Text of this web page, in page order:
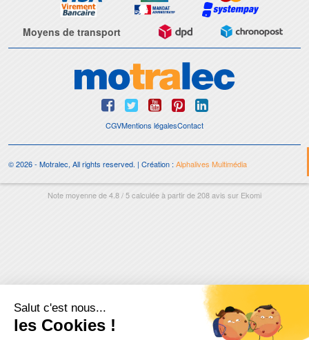
Moyens de transport
CGVMentions légalesContact
© 2026 - Motralec, All rights reserved. | Création : Alphalives Multimédia
Note moyenne de4.8/5calculée à partir de208avis sur Ekomi